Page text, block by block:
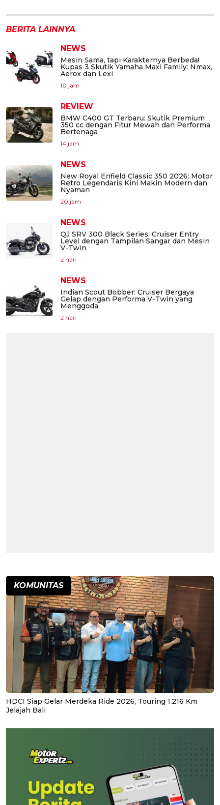
BERITA LAINNYA
NEWS
Mesin Sama, tapi Karakternya Berbeda!
Kupas 3 Skutik Yamaha Maxi Family: Nmax,
Aerox dan Lexi
10 jam
REVIEW
BMW C400 GT Terbaru: Skutik Premium
350 cc dengan Fitur Mewah dan Performa
Bertenaga
14 jam
NEWS
New Royal Enfield Classic 350 2026: Motor
Retro Legendaris Kini Makin Modern dan
Nyaman
20 jam
NEWS
QJ SRV 300 Black Series: Cruiser Entry
Level dengan Tampilan Sangar dan Mesin
V-Twin
2 hari
NEWS
Indian Scout Bobber: Cruiser Bergaya
Gelap dengan Performa V-Twin yang
Menggoda
2 hari
KOMUNITAS
HDCI Siap Gelar Merdeka Ride 2026, Touring 1.216 Km
Jelajah Bali